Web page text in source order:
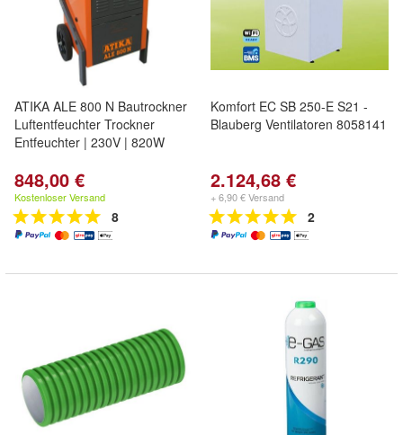
ATIKA ALE 800 N Bautrockner
Luftentfeuchter Trockner
Entfeuchter | 230V | 820W
848,00 €
Kostenloser Versand
8
Komfort EC SB 250-E S21 -
Blauberg Ventilatoren 8058141
2.124,68 €
+ 6,90 € Versand
2